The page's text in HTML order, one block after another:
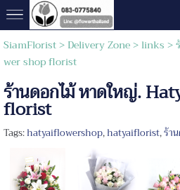
SiamFlorist> Delivery Zone > links >
wer shop florist
ร้านดอกไม้ หาดใหญ่.
florist
Tags:hatyaiflowershop,hatyaiflorist,ร้า